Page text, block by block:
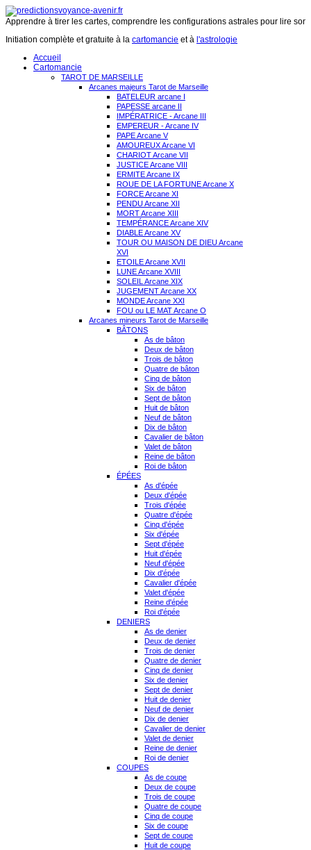
Apprendre à tirer les cartes, comprendre les configurations astrales pour lire
Initiation complète et gratuite à la cartomancie et à l'astrologie
Accueil
Cartomancie
TAROT DE MARSEILLE
Arcanes majeurs Tarot de Marseille
BATELEUR arcane I
PAPESSE arcane II
IMPÉRATRICE - Arcane III
EMPEREUR - Arcane IV
PAPE Arcane V
AMOUREUX Arcane VI
CHARIOT Arcane VII
JUSTICE Arcane VIII
ERMITE Arcane IX
ROUE DE LA FORTUNE Arcane X
FORCE Arcane XI
PENDU Arcane XII
MORT Arcane XIII
TEMPÉRANCE Arcane XIV
DIABLE Arcane XV
TOUR OU MAISON DE DIEU Arcane
XVI
ETOILE Arcane XVII
LUNE Arcane XVIII
SOLEIL Arcane XIX
JUGEMENT Arcane XX
MONDE Arcane XXI
FOU ou LE MAT Arcane O
Arcanes mineurs Tarot de Marseille
BÂTONS
As de bâton
Deux de bâton
Trois de bâton
Quatre de bâton
Cinq de bâton
Six de bâton
Sept de bâton
Huit de bâton
Neuf de bâton
Dix de bâton
Cavalier de bâton
Valet de bâton
Reine de bâton
Roi de bâton
ÉPÉES
As d'épée
Deux d'épée
Trois d'épée
Quatre d'épée
Cinq d'épée
Six d'épée
Sept d'épée
Huit d'épée
Neuf d'épée
Dix d'épée
Cavalier d'épée
Valet d'épée
Reine d'épée
Roi d'épée
DENIERS
As de denier
Deux de denier
Trois de denier
Quatre de denier
Cinq de denier
Six de denier
Sept de denier
Huit de denier
Neuf de denier
Dix de denier
Cavalier de denier
Valet de denier
Reine de denier
Roi de denier
COUPES
As de coupe
Deux de coupe
Trois de coupe
Quatre de coupe
Cinq de coupe
Six de coupe
Sept de coupe
Huit de coupe